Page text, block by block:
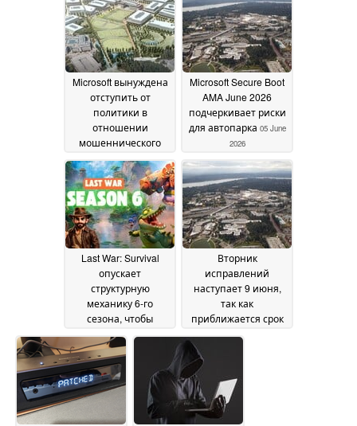
Microsoft вынуждена
отступить от
политики в
отношении
мошеннического
исследователя
Nightmare Eclipse07
June 2026
Microsoft Secure Boot
AMA June 2026
подчеркивает риски
для автопарка 05 June
2026
Last War: Survival
опускает
структурную
механику 6-го
сезона, чтобы
между альянсами
June 2026
Вторник
исправлений
наступает 9 июня,
так как
приближается срок